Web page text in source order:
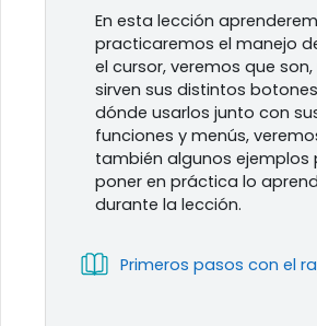
En esta lección
practicaremos el manejo
el cursor, veremos que
sirven sus distintos
dónde usarlos junto con
funciones y menús,
también algunos ejemplos
poner en práctica lo
durante la lección.
Primeros pasos con el